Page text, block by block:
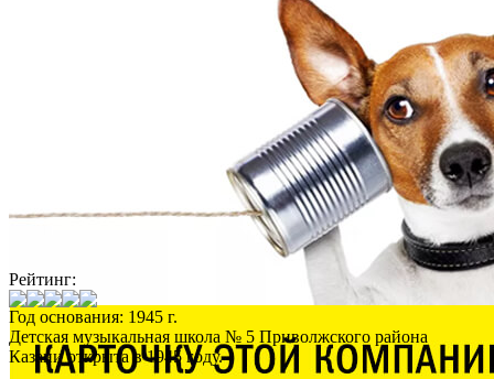
Рейтинг:
Год основания: 1945 г.
Детская музыкальная школа № 5 Приволжского района
Казани открыта в 1945 году.